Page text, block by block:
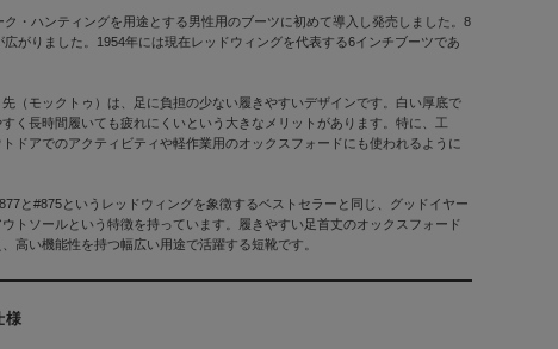
・ハンティングを用途とする男性用のブーツに初めて導入し発売しました。8
がりました。1954年には現在レッドウィングを代表する6インチブーツであ
（モックトゥ）は、足に負担の少ない履きやすいデザインです。白い厚底で
く長時間履いても疲れにくいという大きなメリットがあります。特に、工
ドアでのアクティビティや軽作業用のオックスフォードにも使われるように
と#875というレッドウィングを象徴するベストセラーと同じ、グッドイヤー
トソールという特徴を持っています。履きやすい足首丈のオックスフォード
高い機能性を持つ幅広い用途で活躍する短靴です。
様